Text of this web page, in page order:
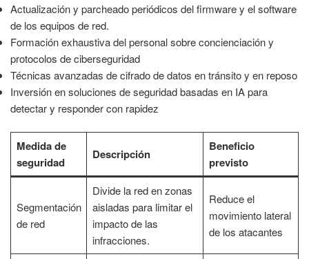
Actualización y parcheado periódicos del firmware y el software
de los equipos de red.
Formación exhaustiva del personal sobre concienciación y
protocolos de ciberseguridad
Técnicas avanzadas de cifrado de datos en tránsito y en reposo
Inversión en soluciones de seguridad basadas en IA para
detectar y responder con rapidez
Medida de
seguridad
Descripción
Beneficio
previsto
Segmentación
de red
Divide la red en zonas
aisladas para limitar el
impacto de las
infracciones.
Reduce el
movimiento lateral
de los atacantes